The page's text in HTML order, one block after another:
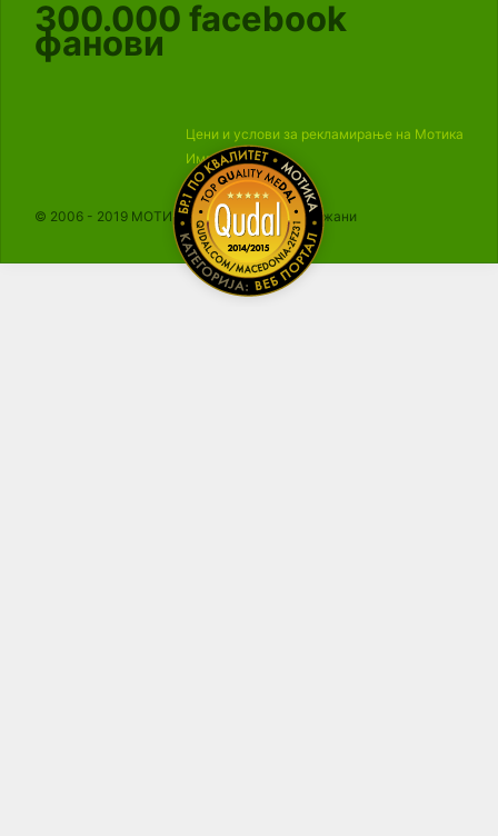
300.000 facebook
фанови
Цени и услови за рекламирање на Мотика
Импресум
© 2006 - 2019 МОТИКА, Сите права се задржани